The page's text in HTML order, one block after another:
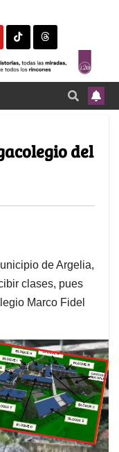
del
de Argelia,
clases, pues
Marco Fidel